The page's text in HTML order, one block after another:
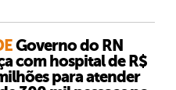
Governo do RN
com hospital de R$
para atender